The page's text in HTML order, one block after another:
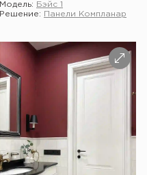
Модель:
Бэйс 1
Решение:
Панели Компланар